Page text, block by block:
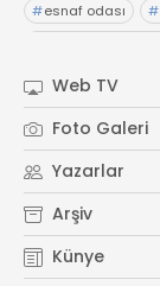
#esnaf odası #
Web TV
Foto Galeri
Yazarlar
Arşiv
Künye